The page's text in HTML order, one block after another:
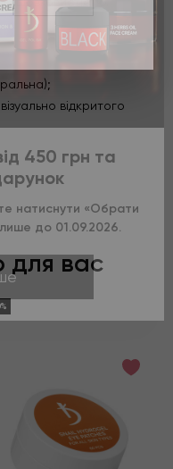
відкритого
для вас
450 грн та
до 01.09.2026.